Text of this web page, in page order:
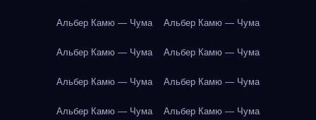
Альбер Камю — Чума Альбер Камю — Чума
Альбер Камю — Чума Альбер Камю — Чума
Альбер Камю — Чума Альбер Камю — Чума
Альбер Камю — Чума Альбер Камю — Чума